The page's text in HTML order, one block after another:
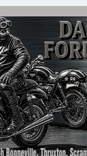
Classic Modelle. Das